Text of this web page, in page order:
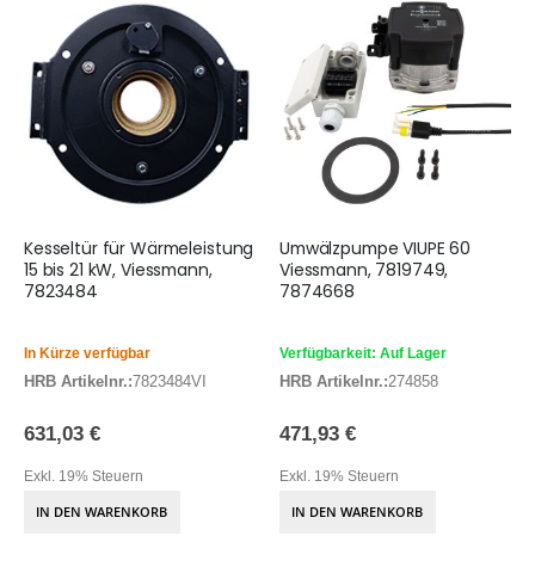
Kesseltür für Wärmeleistung
15 bis 21 kW, Viessmann,
7823484
In Kürze verfügbar
HRB Artikelnr.:7823484VI
631,03 €
Exkl. 19% Steuern
IN DEN WARENKORB
Umwälzpumpe VIUPE 60
Viessmann, 7819749,
7874668
Verfügbarkeit: Auf Lager
HRB Artikelnr.:274858
471,93 €
Exkl. 19% Steuern
IN DEN WARENKORB